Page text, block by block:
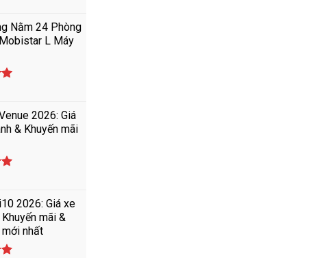
Nằm 24 Phòng
L Máy
2026: Giá
& Khuyến mãi
2026: Giá xe
mãi &
nhất